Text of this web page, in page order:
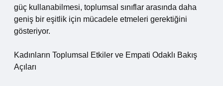
güç kullanabilmesi, toplumsal sınıflar arasında daha
geniş bir eşitlik için mücadele etmeleri gerektiğini
gösteriyor.
Kadınların Toplumsal Etkiler ve Empati Odaklı Bakış
Açıları